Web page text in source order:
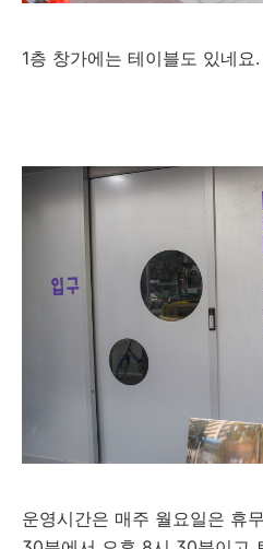
1층 창가에는 테이블도 있네
운영시간은 매주 월요일은 휴